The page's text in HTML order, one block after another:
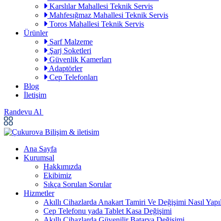
Karslılar Mahallesi Teknik Servis
Mahfesığmaz Mahallesi Teknik Servis
Toros Mahallesi Teknik Servis
Ürünler
Sarf Malzeme
Şarj Soketleri
Güvenlik Kamerları
Adaptörler
Cep Telefonları
Blog
İletişim
Randevu Al
Ana Sayfa
Kurumsal
Hakkımızda
Ekibimiz
Sıkça Sorulan Sorular
Hizmetler
Akıllı Cihazlarda Anakart Tamiri Ve Değişimi Nasıl
Cep Telefonu yada Tablet Kasa Değişimi